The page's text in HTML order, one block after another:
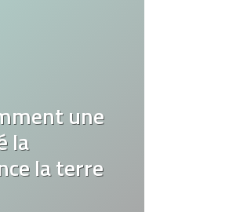
une
la
la terre